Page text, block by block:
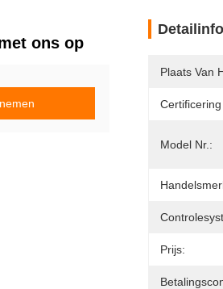
ons op
Plaats Van
Certificering
Model Nr.:
Prijs: